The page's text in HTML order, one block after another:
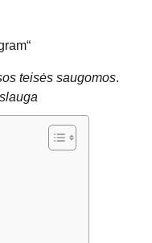
teisės saugomos.